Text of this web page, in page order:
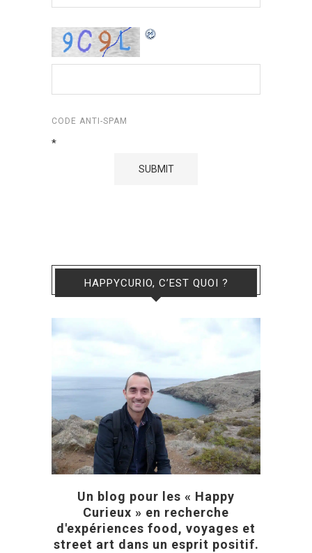
CODE ANTI-SPAM
*
HAPPYCURIO, C’EST QUOI ?
Un blog pour les « Happy
Curieux » en recherche
d'expériences food, voyages et
street art dans un esprit positif.